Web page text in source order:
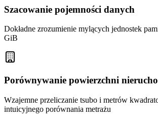
Szacowanie pojemności danych
Dokładne zrozumienie mylących jednostek
GiB
Porównywanie powierzchni
Wzajemne przeliczanie tsubo i metrów
intuicyjnego porównania metrażu